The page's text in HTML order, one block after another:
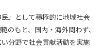
』として積極的に地域社会
のもと、国内・海外問わず、
分野で社会貢献活動を実施